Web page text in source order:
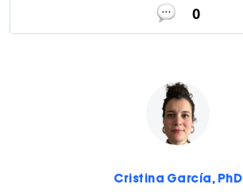
0
Cristina García, PhD